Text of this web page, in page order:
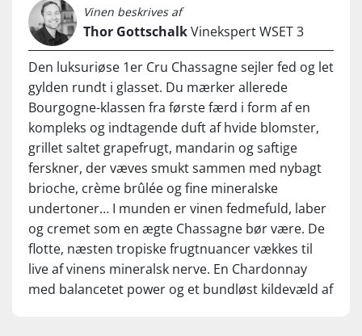
Vinen beskrives af
Thor GottschalkVinekspert WSET 3
Den luksuriøse 1er Cru Chassagne sejler fed og let
gylden rundt i glasset. Du mærker allerede
Bourgogne-klassen fra første færd i form af en
kompleks og indtagende duft af hvide blomster,
grillet saltet grapefrugt, mandarin og saftige
ferskner, der væves smukt sammen med nybagt
brioche, crème brûlée og fine mineralske
undertoner… I munden er vinen fedmefuld, laber
og cremet som en ægte Chassagne bør være. De
flotte, næsten tropiske frugtnuancer vækkes til
live af vinens mineralsk nerve. En Chardonnay
med balancetet power og et bundløst kildevæld af